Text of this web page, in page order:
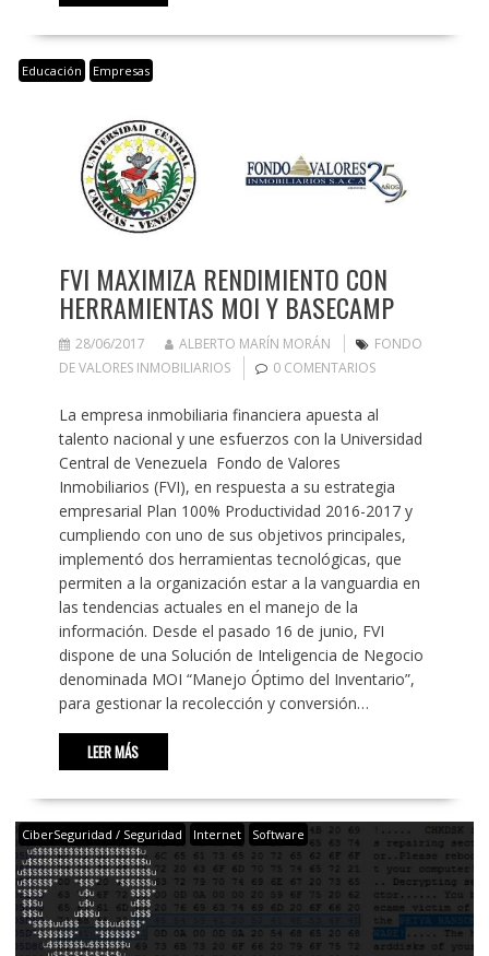
Educación Empresas
FVI MAXIMIZA RENDIMIENTO CON
HERRAMIENTAS MOI Y BASECAMP
28/06/2017 ALBERTO MARÍN MORÁN
FONDO
DE VALORES INMOBILIARIOS
0 COMENTARIOS
La empresa inmobiliaria financiera apuesta al
talento nacional y une esfuerzos con la Universidad
Central de Venezuela Fondo de Valores
Inmobiliarios (FVI), en respuesta a su estrategia
empresarial Plan 100% Productividad 2016-2017 y
cumpliendo con uno de sus objetivos principales,
implementó dos herramientas tecnológicas, que
permiten a la organización estar a la vanguardia en
las tendencias actuales en el manejo de la
información. Desde el pasado 16 de junio, FVI
dispone de una Solución de Inteligencia de Negocio
denominada MOI “Manejo Óptimo del Inventario”,
para gestionar la recolección y conversión…
LEER MÁS
CiberSeguridad / Seguridad Internet Software